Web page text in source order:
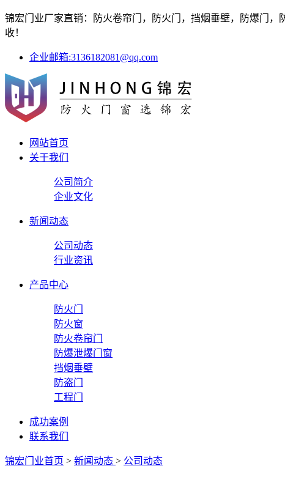
锦宏门业厂家直销：防火卷帘门，防火门，挡烟垂壁，防爆门
收！
企业邮箱:3136182081@qq.com
网站首页
关于我们
公司简介
企业文化
新闻动态
公司动态
行业资讯
产品中心
防火门
防火窗
防火卷帘门
防爆泄爆门窗
挡烟垂壁
防盗门
工程门
成功案例
联系我们
锦宏门业首页 > 新闻动态 > 公司动态